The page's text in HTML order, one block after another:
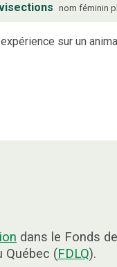
nom féminin
sur un
dans le Fonds de
Québec (FDLQ).